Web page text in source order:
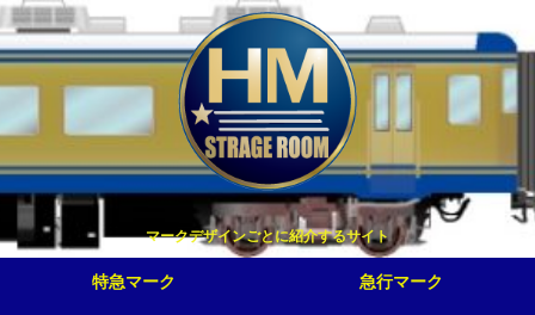
マークデザインごとに紹介するサイト
特急マーク 急行マーク